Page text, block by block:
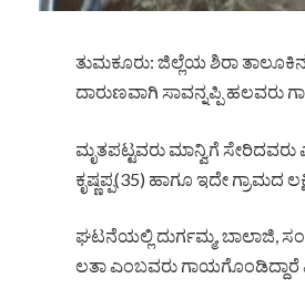
ತುಮಕೂರು: ಜಿಲ್ಲೆಯ ಶಿರಾ
ದಾರುಣವಾಗಿ ಸಾವನ್ನಪ್ಪಿ ಹಲವರು
ಮೃತಪಟ್ಟವರು ಮಾನ್ವಿಗೆ
ಕೃಷ್ಣಪ್ಪ(35) ಹಾಗೂ ಇದೇ
ಘಟನೆಯಲ್ಲಿ ದುರ್ಗಮ್ಮ, ಬಾಲಾಜಿ,
ಲತಾ ಎಂಬವರು ಗಾಯಗೊಂಡಿದ್ದಾರೆ